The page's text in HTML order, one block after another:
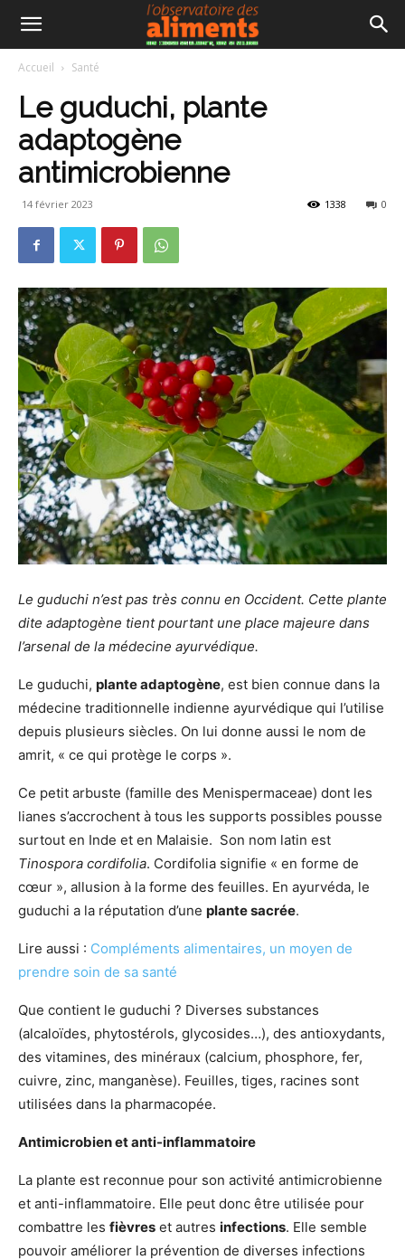
Accueil Santé
Le guduchi, plante
adaptogène
antimicrobienne
14 février 2023 0
1338
Le guduchi n’est pas très connu en Occident. Cette plante
dite adaptogène tient pourtant une place majeure dans
l’arsenal de la médecine ayurvédique.
Le guduchi, plante adaptogène, est bien connue dans la
médecine traditionnelle indienne ayurvédique qui l’utilise
depuis plusieurs siècles. On lui donne aussi le nom de
amrit, « ce qui protège le corps ».
Ce petit arbuste (famille des Menispermaceae) dont les
lianes s’accrochent à tous les supports possibles pousse
surtout en Inde et en Malaisie. Son nom latin est
Tinospora cordifolia. Cordifolia signifie « en forme de
cœur », allusion à la forme des feuilles. En ayurvéda, le
guduchi a la réputation d’une plante sacrée.
Lire aussi : Compléments alimentaires, un moyen de
prendre soin de sa santé
Que contient le guduchi ? Diverses substances
(alcaloïdes, phytostérols, glycosides…), des antioxydants,
des vitamines, des minéraux (calcium, phosphore, fer,
cuivre, zinc, manganèse). Feuilles, tiges, racines sont
utilisées dans la pharmacopée.
Antimicrobien et anti-inflammatoire
La plante est reconnue pour son activité antimicrobienne
et anti-inflammatoire. Elle peut donc être utilisée pour
combattre les fièvres et autres infections. Elle semble
pouvoir améliorer la prévention de diverses infections